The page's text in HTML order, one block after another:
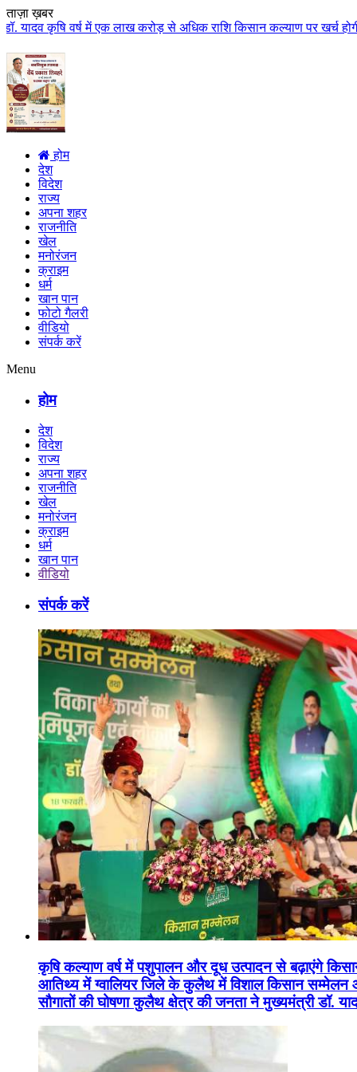
ताज़ा ख़बर
एक लाख करोड़ से अधिक राशि किसान कल्याण पर खर्च होगी मुख्यमंत्री
होम
देश
विदेश
राज्य
अपना शहर
राजनीति
खेल
मनोरंजन
क्राइम
धर्म
खान पान
फोटो गैलरी
वीडियो
संपर्क करें
Menu
होम
देश
विदेश
राज्य
अपना शहर
राजनीति
खेल
मनोरंजन
क्राइम
धर्म
खान पान
वीडियो
संपर्क करें
कृषि कल्याण वर्ष में पशुपालन और दूध उत्पादन से बढ़ाएंगे
आतिथ्य में ग्वालियर जिले के कुलैथ में विशाल किसान सम्मेलन
सौगातों की घोषणा कुलैथ क्षेत्र की जनता ने मुख्यमंत्री डॉ.